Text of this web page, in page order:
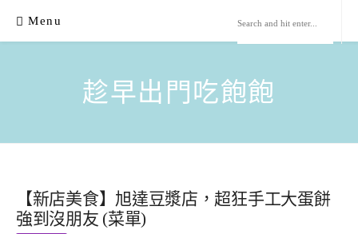
content
Menu
趁早出門吃飽飽
【新店美食】旭達豆漿店，超狂手工大蛋餅
強到沒朋友 (菜單)